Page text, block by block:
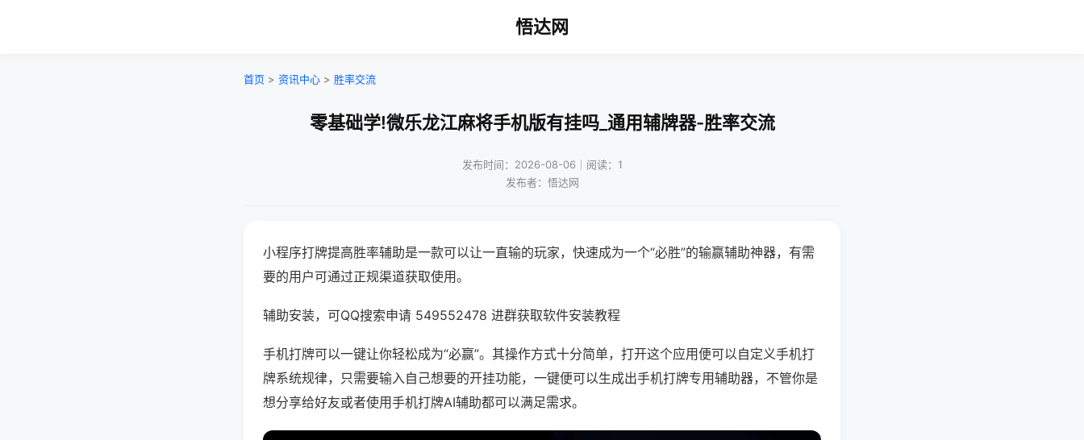
悟达网
首页 > 资讯中心 > 胜率交流
零基础学!微乐龙江麻将手机版有挂吗_通用辅牌器-胜率交流
发布时间：2026-08-06｜阅读：1
发布者：悟达网
小程序打牌提高胜率辅助是一款可以让一直输的玩家，快速成为一个“必胜”的输赢辅助神器，有需
要的用户可通过正规渠道获取使用。
辅助安装，可QQ搜索申请 549552478 进群获取软件安装教程
手机打牌可以一键让你轻松成为“必赢”。其操作方式十分简单，打开这个应用便可以自定义手机打
牌系统规律，只需要输入自己想要的开挂功能，一键便可以生成出手机打牌专用辅助器，不管你是
想分享给好友或者使用手机打牌AI辅助都可以满足需求。